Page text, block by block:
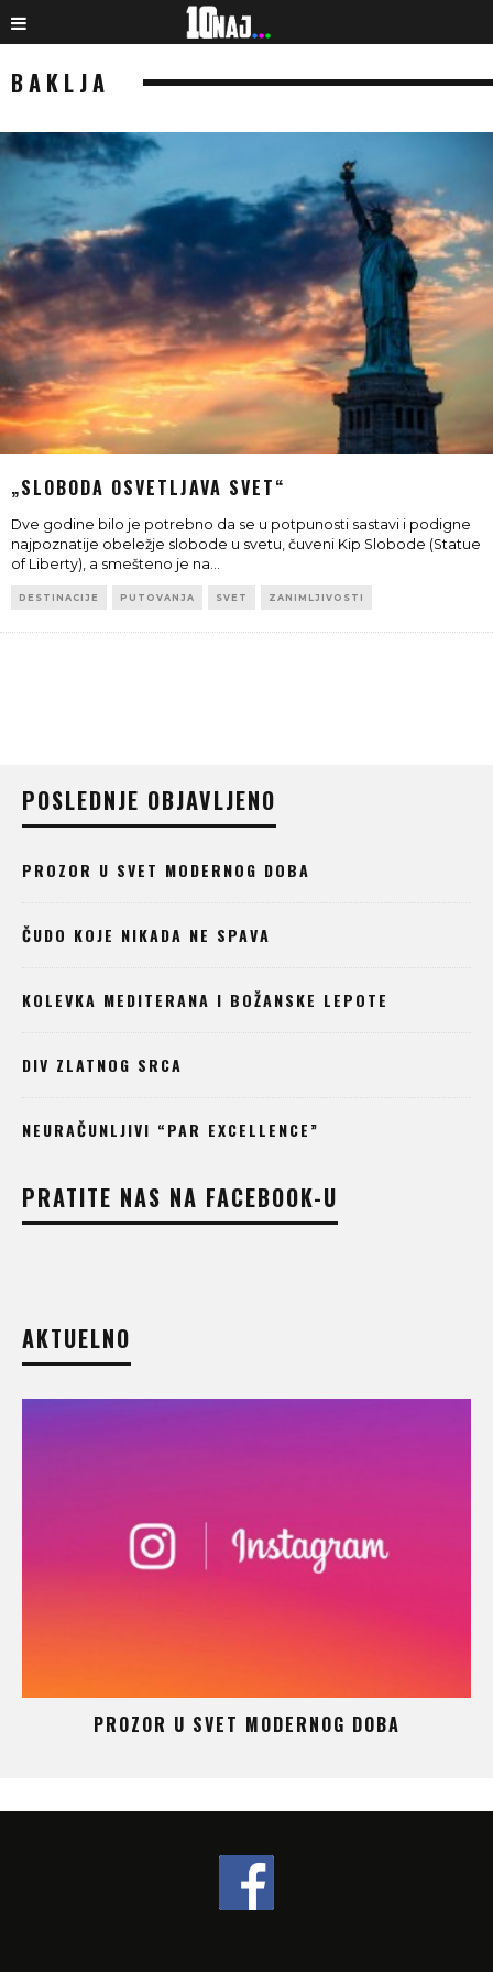
BAKLJA
„SLOBODA OSVETLJAVA SVET“
Dve godine bilo je potrebno da se u potpunosti sastavi i podigne
najpoznatije obeležje slobode u svetu, čuveni Kip Slobode (Statue
of Liberty), a smešteno je na
DESTINACIJE PUTOVANJA SVET ZANIMLJIVOSTI
POSLEDNJE OBJAVLJENO
PROZOR U SVET MODERNOG DOBA
ČUDO KOJE NIKADA NE SPAVA
KOLEVKA MEDITERANA I BOŽANSKE LEPOTE
DIV ZLATNOG SRCA
NEURAČUNLJIVI “PAR EXCELLENCE”
PRATITE NAS NA FACEBOOK-U
AKTUELNO
PROZOR U SVET MODERNOG DOBA